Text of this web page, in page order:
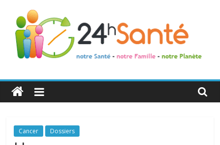
24h
Santé
La
santé
Cancer Dossiers